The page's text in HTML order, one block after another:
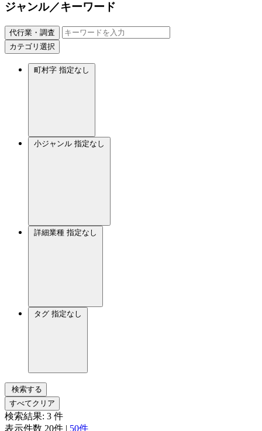
ジャンル／キーワード
代行業・調査
カテゴリ選択
町村字 指定なし
小ジャンル 指定なし
詳細業種 指定なし
タグ 指定なし
検索する
すべてクリア
検索結果: 3 件
表示件数 20件 | 50件